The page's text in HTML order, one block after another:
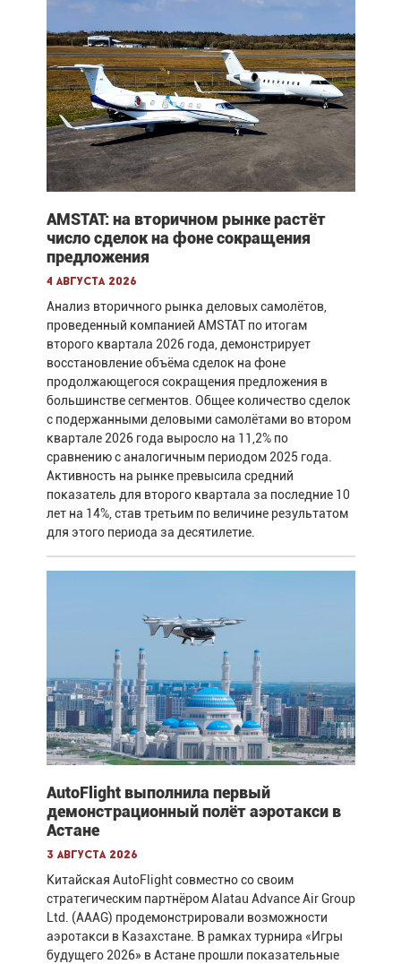
AMSTAT: на вторичном рынке растёт
число сделок на фоне сокращения
предложения
4 августа 2026
Анализ вторичного рынка деловых самолётов,
проведенный компанией AMSTAT по итогам
второго квартала 2026 года, демонстрирует
восстановление объёма сделок на фоне
продолжающегося сокращения предложения в
большинстве сегментов. Общее количество сделок
с подержанными деловыми самолётами во втором
квартале 2026 года выросло на 11,2% по
сравнению с аналогичным периодом 2025 года.
Активность на рынке превысила средний
показатель для второго квартала за последние 10
лет на 14%, став третьим по величине результатом
для этого периода за десятилетие.
AutoFlight выполнила первый
демонстрационный полёт аэротакси в
Астане
3 августа 2026
Китайская AutoFlight совместно со своим
стратегическим партнёром Alatau Advance Air Group
Ltd. (AAAG) продемонстрировали возможности
аэротакси в Казахстане. В рамках турнира «Игры
будущего 2026» в Астане прошли показательные